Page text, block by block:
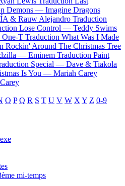
Demons — Imagine Dragons
& Rauw Alejandro Traduction
Lose Control — Teddy Swims
One-T Traduction What Was I Made
Rockin' Around The Christmas Tree
— Eminem Traduction Paint
Special — Dave & Tiakola
Is You — Mariah Carey
O P Q R S T U V W X Y Z 0-9
mi-temps